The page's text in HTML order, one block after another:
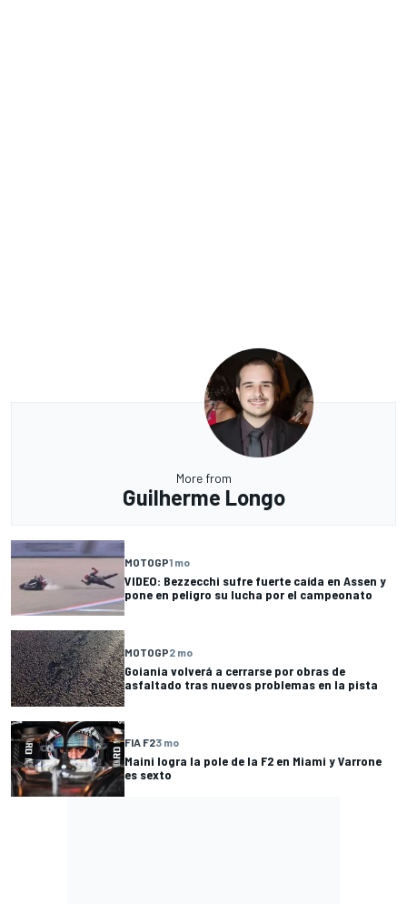
More from
Guilherme Longo
MOTOGP1 mo
VIDEO: Bezzecchi sufre fuerte caída en Assen y
pone en peligro su lucha por el campeonato
MOTOGP2 mo
Goiania volverá a cerrarse por obras de
asfaltado tras nuevos problemas en la pista
FIA F23 mo
Maini logra la pole de la F2 en Miami y Varrone
es sexto